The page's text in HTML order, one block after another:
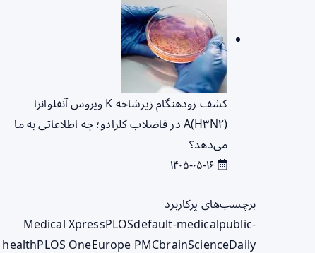
کشف زودهنگام زیرشاخه K ویروس آنفلوانزا
A(H۳N۲) در فاضلاب کلرادو؛ چه اطلاعاتی به ما
می‌دهد؟
برچسب‌های پرکاربرد
Medical XpressPLOSdefault-medicalpublic-
healthPLOS OneEurope PMCbrainScienceDaily